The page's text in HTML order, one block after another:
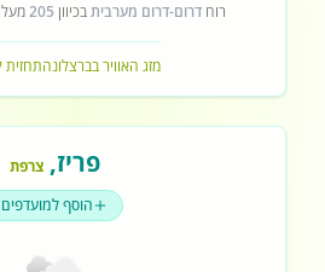
רוח דרום-דרום מערביתבכיוון 205
מזג האוויר בברצלונהתחזית
פריז,צרפת
הוסף למועדפים